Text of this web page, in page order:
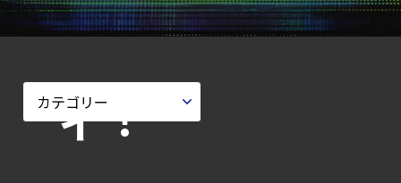
エージェント型脅威アクターが
【ブログ】
コンテナセキュリティとは？
ィ！